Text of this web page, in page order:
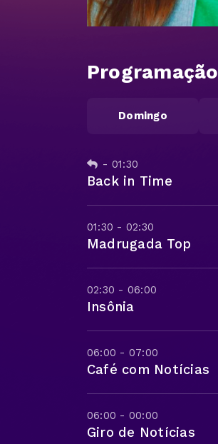
Programação
Domingo
- 01:30
Back in Time
01:30 - 02:30
Madrugada Top
02:30 - 06:00
Insônia
06:00 - 07:00
Café com Notícias
06:00 - 00:00
Giro de Notícias